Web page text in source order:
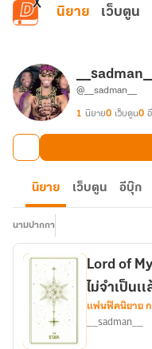
ข้ามไปยังเนื้อหาหลัก
นิยาย เว็บตูน
__sadman__
@__sadman__
1 นิยาย0 เว็บตูน0
นิยาย เว็บตูน อีบุ๊ก
นามปากกา
Lord of
ไม่จำเป็นเ
แฟนฟิคนิยาย
__sadman__